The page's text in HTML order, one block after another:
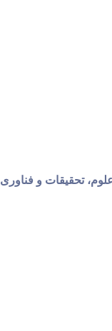
تحقیقات و فناوری